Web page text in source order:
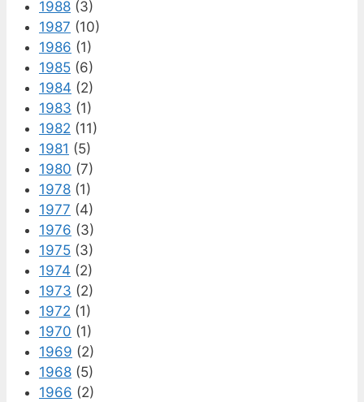
1988 (3)
1987 (10)
1986 (1)
1985 (6)
1984 (2)
1983 (1)
1982 (11)
1981 (5)
1980 (7)
1978 (1)
1977 (4)
1976 (3)
1975 (3)
1974 (2)
1973 (2)
1972 (1)
1970 (1)
1969 (2)
1968 (5)
1966 (2)